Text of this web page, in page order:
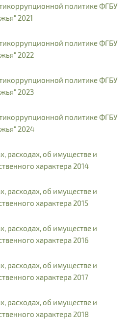
политике ФГБУ
2021
политике ФГБУ
2022
политике ФГБУ
2023
политике ФГБУ
2024
расходах, об имуществе и
характера 2014
расходах, об имуществе и
характера 2015
расходах, об имуществе и
характера 2016
расходах, об имуществе и
характера 2017
расходах, об имуществе и
характера 2018